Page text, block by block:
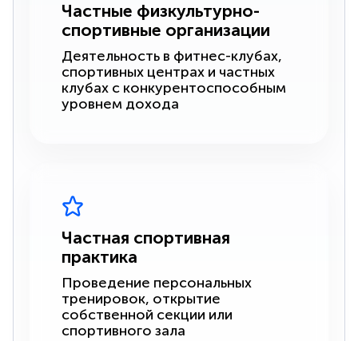
Частные физкультурно-
спортивные организации
Деятельность в фитнес-клубах,
спортивных центрах и частных
клубах с конкурентоспособным
уровнем дохода
Частная спортивная
практика
Проведение персональных
тренировок, открытие
собственной секции или
спортивного зала